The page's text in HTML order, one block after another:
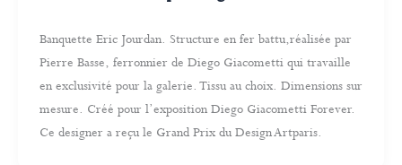
Banquette Eric Jourdan. Structure en fer battu,réalisée par
Pierre Basse, ferronnier de Diego Giacometti qui travaille
en exclusivité pour la galerie. Tissu au choix. Dimensions sur
mesure. Créé pour l’exposition Diego Giacometti Forever.
Ce designer a reçu le Grand Prix du Design Artparis.